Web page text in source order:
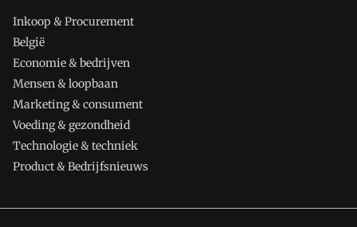
Inkoop & Procurement
België
Economie & bedrijven
Mensen & loopbaan
Marketing & consument
Voeding & gezondheid
Technologie & techniek
Product & Bedrijfsnieuws